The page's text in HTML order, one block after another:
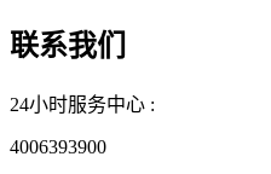
联系我们
24小时服务中心 :
4006393900